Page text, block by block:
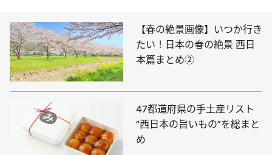
【春の絶景画像】いつか行き
たい！日本の春の絶景 西日
本篇まとめ②
47都道府県の手土産リスト
“西日本の旨いもの”を総まと
め